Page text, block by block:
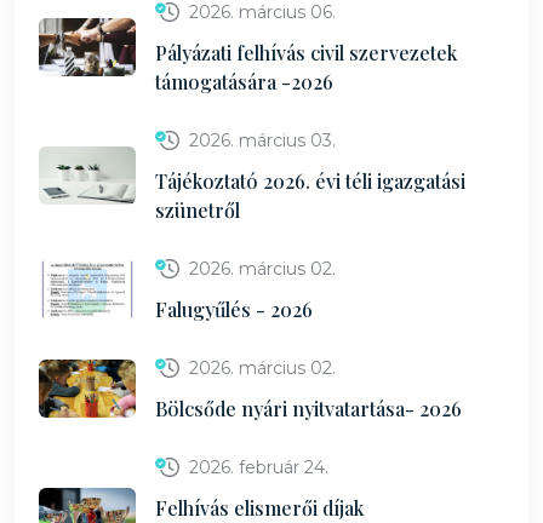
2026. március 06.
Pályázati felhívás civil szervezetek
támogatására -2026
2026. március 03.
Tájékoztató 2026. évi téli igazgatási
szünetről
2026. március 02.
Falugyűlés - 2026
2026. március 02.
Bölcsőde nyári nyitvatartása- 2026
2026. február 24.
Felhívás elismerői díjak